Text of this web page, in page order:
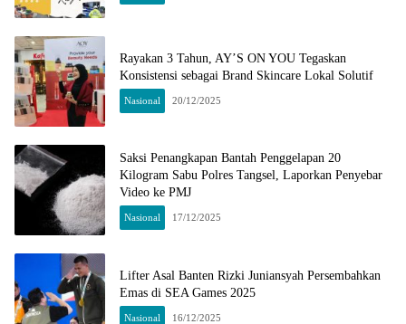
Rayakan 3 Tahun, AY’S ON YOU Tegaskan
Konsistensi sebagai Brand Skincare Lokal Solutif
Nasional 20/12/2025
Saksi Penangkapan Bantah Penggelapan 20
Kilogram Sabu Polres Tangsel, Laporkan Penyebar
Video ke PMJ
Nasional 17/12/2025
Lifter Asal Banten Rizki Juniansyah Persembahkan
Emas di SEA Games 2025
Nasional 16/12/2025